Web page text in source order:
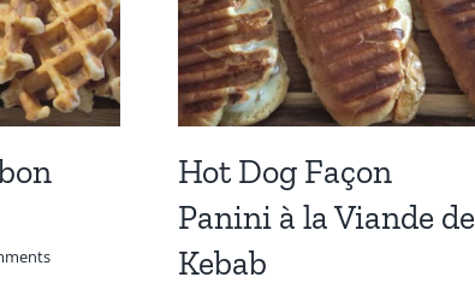
Hot Dog Façon
Panini à la Viande de
Kebab